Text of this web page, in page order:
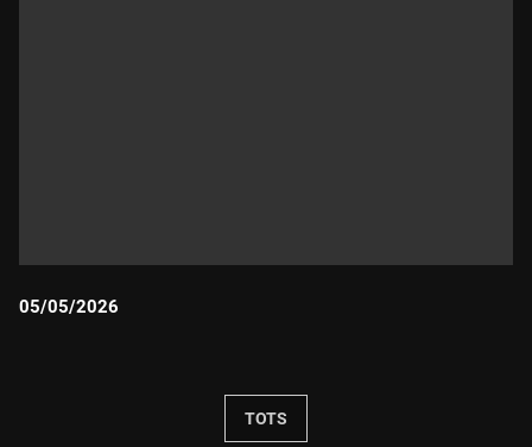
05/05/2026
TOTS